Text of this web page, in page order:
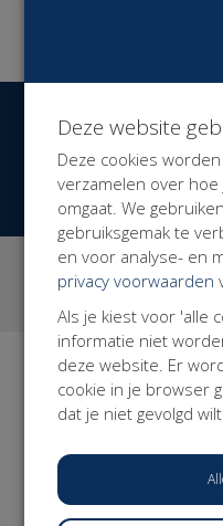
Dat heeft negatieve
Werkenden te
voor een
arbeidsmarkt
Het is onze missie
werkenden zich
aan zekerheden die
werk en de keuzes
gekoppeld worden
formele
€
2
campagnes
Deze website
Deze cookies
verzamelen over
omgaat. We
gebruiksgemak te
en voor analyse- en
privacy voorwaarden
Als je kiest voor 'alle
informatie niet
deze website. Er
cookie in je browser
dat je niet gevolgd